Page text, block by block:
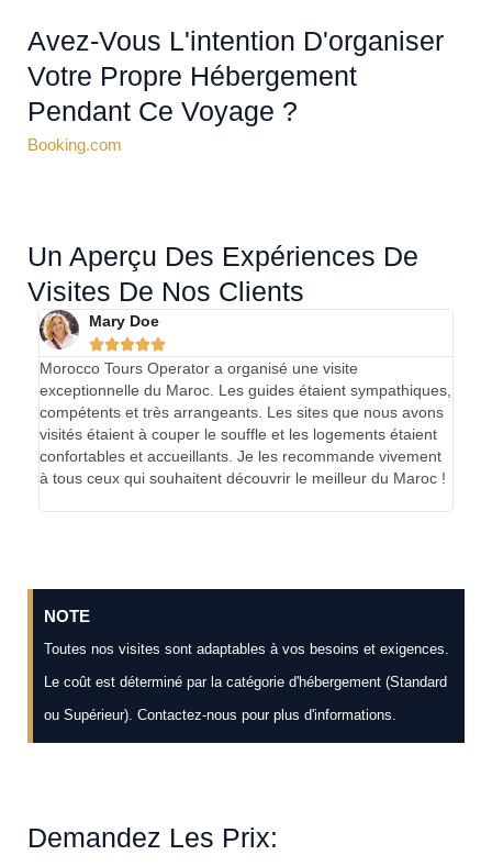
Avez-Vous L'intention D'organiser
Votre Propre Hébergement
Pendant Ce Voyage ?
Booking.com
Un Aperçu Des Expériences De
Visites De Nos Clients
Mary Doe

Morocco Tours Operator a organisé une visite
exceptionnelle du Maroc. Les guides étaient sympathiques,
compétents et très arrangeants. Les sites que nous avons
visités étaient à couper le souffle et les logements étaient
confortables et accueillants. Je les recommande vivement
à tous ceux qui souhaitent découvrir le meilleur du Maroc !
NOTE
Toutes nos visites sont adaptables à vos besoins et exigences.
Le coût est déterminé par la catégorie d'hébergement (Standard
ou Supérieur). Contactez-nous pour plus d'informations.
Demandez Les Prix: